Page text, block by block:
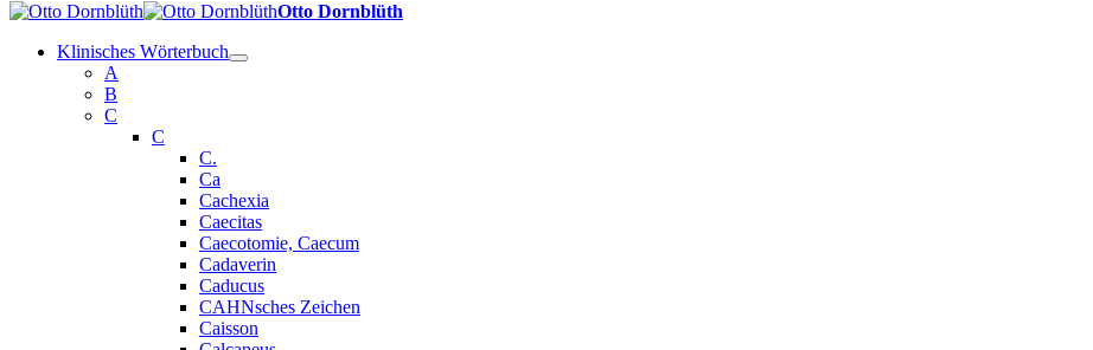
Otto Dornblüth
Klinisches Wörterbuch
A
B
C
C
C.
Ca
Cachexia
Caecitas
Caecotomie, Caecum
Cadaverin
Caducus
CAHNsches Zeichen
Caisson